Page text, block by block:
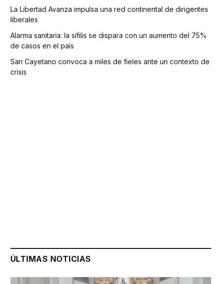
La Libertad Avanza impulsa una red continental de dirigentes
liberales
Alarma sanitaria: la sífilis se dispara con un aumento del 75%
de casos en el país
San Cayetano convoca a miles de fieles ante un contexto de
crisis
ÚLTIMAS NOTICIAS